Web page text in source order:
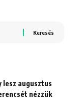
lesz augusztus
nézzük